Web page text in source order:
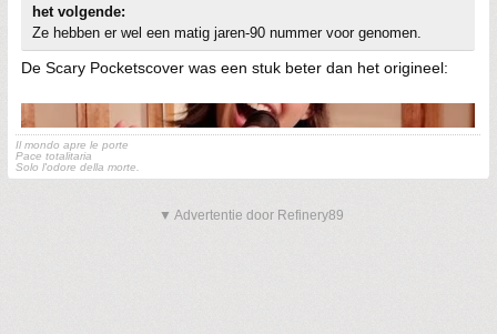
het volgende:
Ze hebben er wel een matig jaren-90 nummer voor genomen.
De Scary Pocketscover was een stuk beter dan het origineel:
Il mondo apre le porte
Pace totalitaria
Solo l'odore della morte.
▼ Advertentie door Refinery89